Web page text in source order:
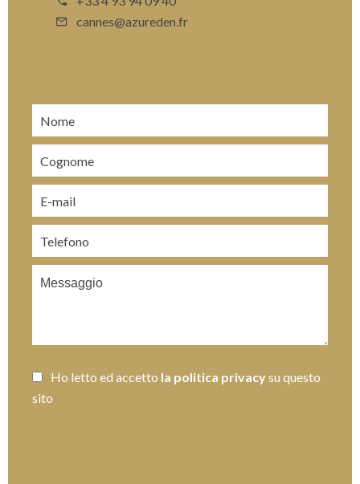
cannes@azureden.fr
Ho letto ed accetto la politica privacysu questo
sito